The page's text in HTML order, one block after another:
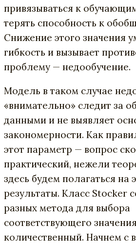
привязываться к
терять способность к
Снижение этого значения
гибкость и вызывает
проблему — недообучение.
Модель в таком случае
«внимательно» следит за
данными и не выявляет
закономерности. Как
этот параметр — вопрос
практический, нежели
здесь будем полагаться на
результаты. Класс Stocker
разных метода для выбора
соответствующего
количественный. Начнем с